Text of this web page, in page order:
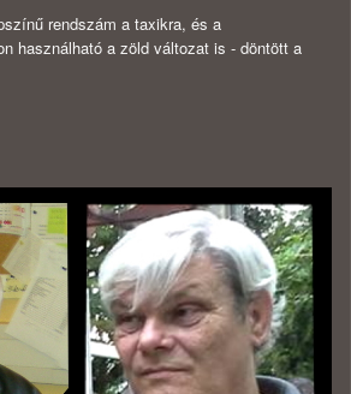
rendszám a taxikra, és a
használható a zöld változat is - döntött a